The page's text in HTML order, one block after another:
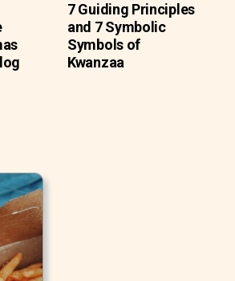
7 Guiding Principles
and 7 Symbolic
Symbols of
Kwanzaa